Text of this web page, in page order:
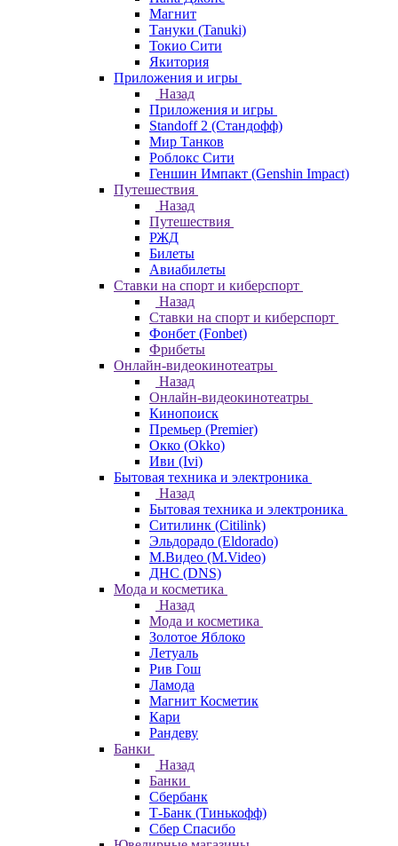
Магнит
Тануки (Tanuki)
Токио Сити
Якитория
Приложения и игры
Назад
Приложения и игры
Standoff 2 (Стандофф)
Мир Танков
Роблокс Сити
Геншин Импакт (Genshin Impact)
Путешествия
Назад
Путешествия
РЖД
Билеты
Авиабилеты
Ставки на спорт и киберспорт
Назад
Ставки на спорт и киберспорт
Фонбет (Fonbet)
Фрибеты
Онлайн-видеокинотеатры
Назад
Онлайн-видеокинотеатры
Кинопоиск
Премьер (Premier)
Окко (Okko)
Иви (Ivi)
Бытовая техника и электроника
Назад
Бытовая техника и электроника
Ситилинк (Citilink)
Эльдорадо (Eldorado)
М.Видео (M.Video)
ДНС (DNS)
Мода и косметика
Назад
Мода и косметика
Золотое Яблоко
Летуаль
Рив Гош
Ламода
Магнит Косметик
Кари
Рандеву
Банки
Назад
Банки
Сбербанк
Т-Банк (Тинькофф)
Сбер Спасибо